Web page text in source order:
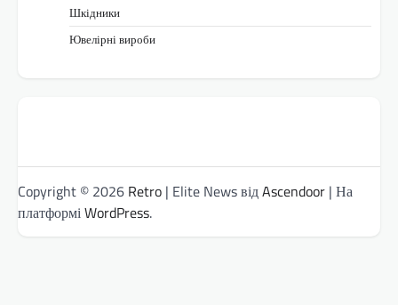
Шкідники
Ювелірні вироби
Copyright © 2026 Retro | Elite News відAscendoor | На
платформіWordPress.